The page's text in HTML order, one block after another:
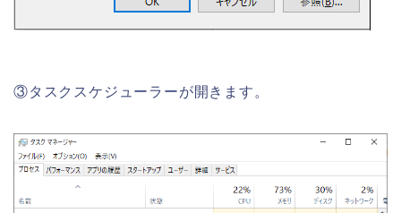
③タスクスケジューラーが開きます。